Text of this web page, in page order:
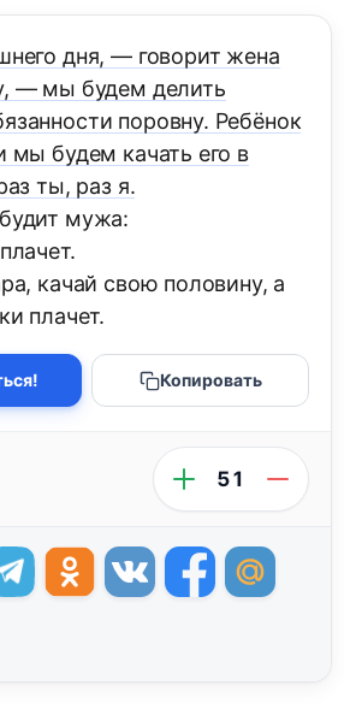
дня, — говорит жена
— мы будем делить
поровну. Ребёнок
будем качать его в
ты, раз я.
мужа:
качай свою половину, а
плачет.
Копировать
51